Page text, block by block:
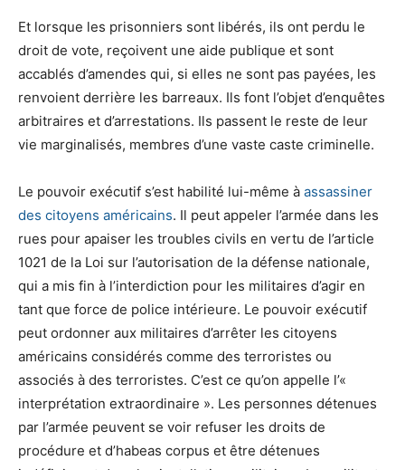
Et lorsque les prisonniers sont libérés, ils ont perdu le
droit de vote, reçoivent une aide publique et sont
accablés d’amendes qui, si elles ne sont pas payées, les
renvoient derrière les barreaux. Ils font l’objet d’enquêtes
arbitraires et d’arrestations. Ils passent le reste de leur
vie marginalisés, membres d’une vaste caste criminelle.
Le pouvoir exécutif s’est habilité lui-même à assassiner
des citoyens américains. Il peut appeler l’armée dans les
rues pour apaiser les troubles civils en vertu de l’article
1021 de la Loi sur l’autorisation de la défense nationale,
qui a mis fin à l’interdiction pour les militaires d’agir en
tant que force de police intérieure. Le pouvoir exécutif
peut ordonner aux militaires d’arrêter les citoyens
américains considérés comme des terroristes ou
associés à des terroristes. C’est ce qu’on appelle l’«
interprétation extraordinaire ». Les personnes détenues
par l’armée peuvent se voir refuser les droits de
procédure et d’habeas corpus et être détenues